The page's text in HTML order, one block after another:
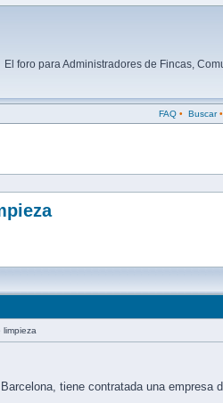
El foro para Administradores de Fincas,
FAQ• Buscar•
limpieza
tiene contratada una